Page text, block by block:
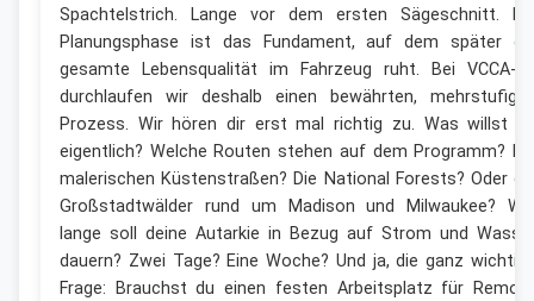
Spachtelstrich. Lange vor dem ersten Sägeschnitt.
Planungsphase ist das Fundament, auf dem später
gesamte Lebensqualität im Fahrzeug ruht. Bei VCCA-
durchlaufen wir deshalb einen bewährten,
Prozess. Wir hören dir erst mal richtig zu. Was willst
eigentlich? Welche Routen stehen auf dem Programm?
malerischen Küstenstraßen? Die National Forests? Oder
Großstadtwälder rund um Madison und Milwaukee?
lange soll deine Autarkie in Bezug auf Strom und
dauern? Zwei Tage? Eine Woche? Und ja, die ganz
Frage: Brauchst du einen festen Arbeitsplatz für